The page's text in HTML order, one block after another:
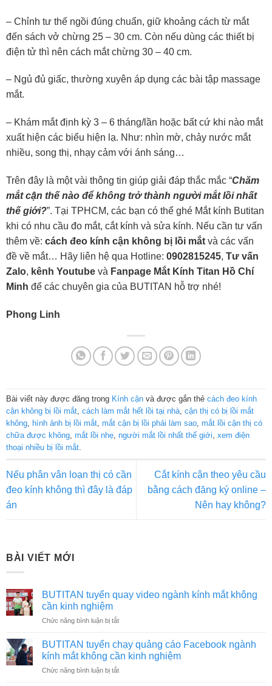
– Chỉnh tư thế ngồi đúng chuẩn, giữ khoảng cách từ mắt
đến sách vở chừng 25 – 30 cm. Còn nếu dùng các thiết bị
điện tử thì nên cách mắt chừng 30 – 40 cm.
– Ngủ đủ giấc, thường xuyên áp dụng các bài tập massage
mắt.
– Khám mắt định kỳ 3 – 6 tháng/lần hoặc bất cứ khi nào mắt
xuất hiện các biểu hiện lạ. Như: nhìn mờ, chảy nước mắt
nhiều, song thị, nhạy cảm với ánh sáng…
Trên đây là một vài thông tin giúp giải đáp thắc mắc “Chăm
mắt cận thế nào để không trở thành người mắt lồi nhất
thế giới?”. Tại TPHCM, các bạn có thể ghé Mắt kính Butitan
khi có nhu cầu đo mắt, cắt kính và sửa kính. Nếu cần tư vấn
thêm về: cách đeo kính cận không bị lồi mắtvà các vấn
đề về mắt… Hãy liên hệ qua Hotline: 0902815245, Tư vấn
Zalo, kênh Youtubevà Fanpage Mắt Kính Titan Hồ Chí
Minh để các chuyên gia của BUTITAN hỗ trợ nhé!
Phong Linh
Bài viết này được đăng trong Kính cậnvà được gắn thẻ cách đeo kính
cận không bị lồi mắt, cách làm mắt hết lồi tại nhà, cận thị có bị lồi mắt
không, hình ảnh bị lồi mắt, mắt cận bị lồi phải làm sao, mắt lồi cận thị có
chữa được không, mắt lồi nhẹ, người mắt lồi nhất thế giới, xem điện
thoại nhiều bị lồi mắt.
Nếu phân vân loạn thị có cần
đeo kính không thì đây là đáp
án
Cắt kính cận theo yêu cầu
bằng cách đăng ký online –
Nên hay không?
BÀI VIẾT MỚI
BUTITAN tuyển quay video ngành kính mắt không
cần kinh nghiệm
Chức năng bình luận bị tắtở
tuyển
quay
video
ngành
BUTITAN tuyển chạy quảng cáo Facebook ngành
kính mắt không cần kinh nghiệm
Chức năng bình luận bị tắtở